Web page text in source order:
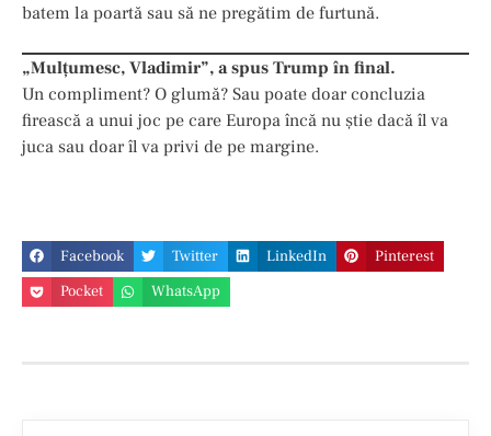
batem la poartă sau să ne pregătim de furtună.
„Mulțumesc, Vladimir”, a spus Trump în final.
Un compliment? O glumă? Sau poate doar concluzia
firească a unui joc pe care Europa încă nu știe dacă îl va
juca sau doar îl va privi de pe margine.
Facebook Twitter LinkedIn
Pinterest
Pocket
WhatsApp